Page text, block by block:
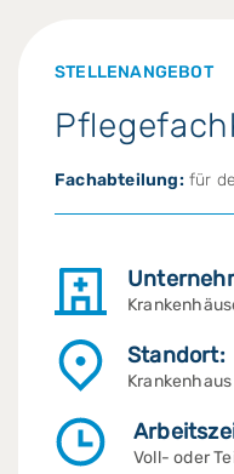
STELLENANGEBOT
Fachabteilung:für
Standort:
Voll- oder